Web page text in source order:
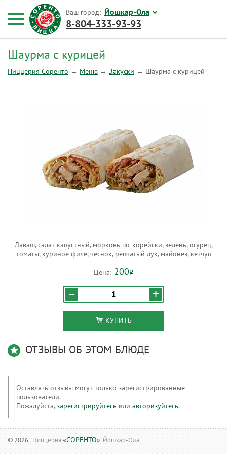
Шаурма с курицей
Пиццерия Соренто → Меню → Закуски → Шаурма с курицей
Лаваш, салат капустный, морковь по-корейски, зелень, огурец,
томаты, куриное филе, чеснок, репчатый лук, майонез, кетчуп
Цена: 200Р
КУПИТЬ
ОТЗЫВЫ ОБ ЭТОМ БЛЮДЕ
Оставлять отзывы могут только зарегистрированные
пользователи.
Пожалуйста,зарегистрируйтесь или авторизуйтесь.
© 2026 Пиццерия«СОРЕНТО» Йошкар-Ола
Ваш город: Йошкар-Ола
8-804-333-93-93